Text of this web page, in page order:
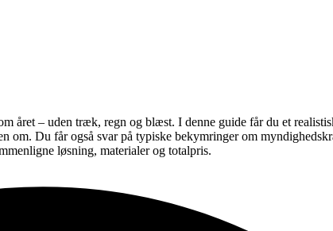
året – uden træk, regn og blæst. I denne guide får du et
Du får også svar på typiske bekymringer om
løsning, materialer og totalpris.